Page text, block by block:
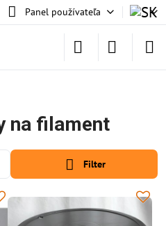
Panel používateľa
na filament
Filter